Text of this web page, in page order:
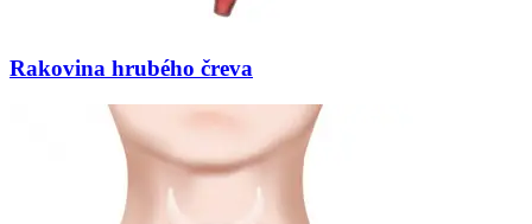
Rakovina hrubého čreva